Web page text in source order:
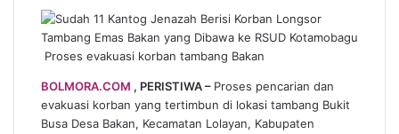
Proses evakuasi korban tambang Bakan
BOLMORA.COM , PERISTIWA – Proses pencarian dan
evakuasi korban yang tertimbun di lokasi tambang Bukit
Busa Desa Bakan, Kecamatan Lolayan, Kabupaten